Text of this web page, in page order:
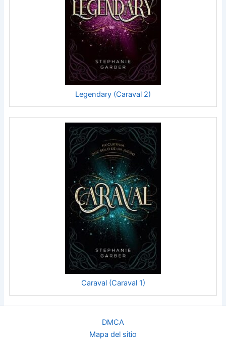
Legendary (Caraval 2)
Caraval (Caraval 1)
DMCA
Mapa del sitio